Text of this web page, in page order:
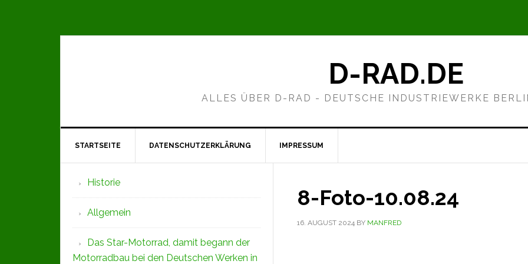
D-RAD.DE
ALLES ÜBER D-RAD - DEUTSCHE INDUSTRIEWERKE
STARTSEITE DATENSCHUTZERKLÄRUNG IMPRESSUM
8-Foto-10.08.24
16. AUGUST 2024 BY MANFRED
Seitenspalte
Historie
Allgemein
Das Star-Motorrad, damit begann der
Motorradbau bei den Deutschen Werken in